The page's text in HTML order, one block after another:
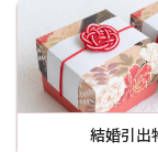
結婚引出